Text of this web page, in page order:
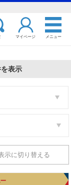
マイページ メニュー
表示
示に切り替える